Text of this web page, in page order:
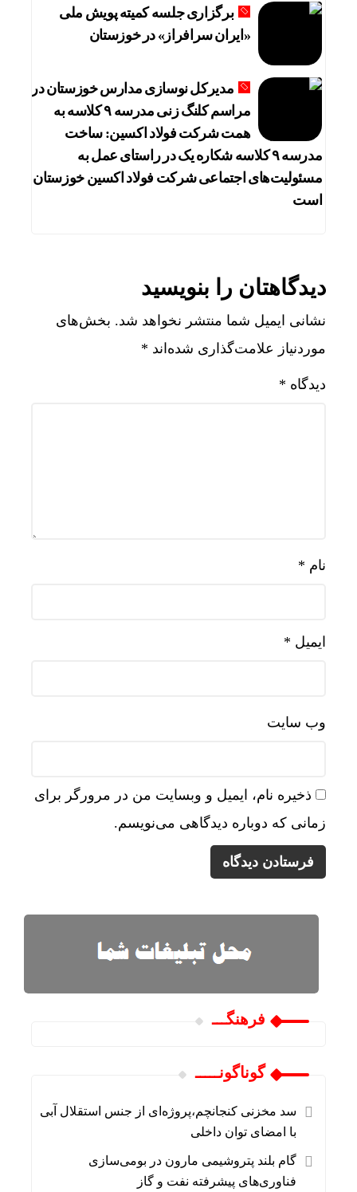
برگزاری جلسه کمیته پویش ملی
«ایران سرافراز» در خوزستان
مدیرکل نوسازی مدارس خوزستان در
مراسم کلنگ زنی مدرسه ۹ کلاسه به
همت شرکت فولاد اکسین: ساخت
مدرسه ۹ کلاسه شکاره یک در راستای عمل به
مسئولیت‌های اجتماعی شرکت فولاد اکسین خوزستان
است
دیدگاهتان را بنویسید
نشانی ایمیل شما منتشر نخواهد شد. بخش‌های
موردنیاز علامت‌گذاری شده‌اند *
دیدگاه *
نام *
ایمیل *
وب‌ سایت
ذخیره نام، ایمیل و وبسایت من در مرورگر برای
زمانی که دوباره دیدگاهی می‌نویسم.
فرهنگـــ
گوناگونـــــ
سد مخزنی کنجانچم،پروژه‌ای از جنس استقلال آبی
با امضای توان داخلی
گام بلند پتروشیمی مارون در بومی‌سازی
فناوری‌های پیشرفته نفت و گاز